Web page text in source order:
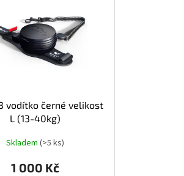
vodítko černé velikost
L (13-40kg)
Skladem (>5 ks)
1 000 Kč